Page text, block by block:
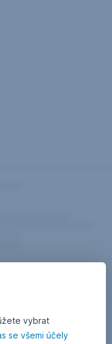
vybrat
se všemi účely